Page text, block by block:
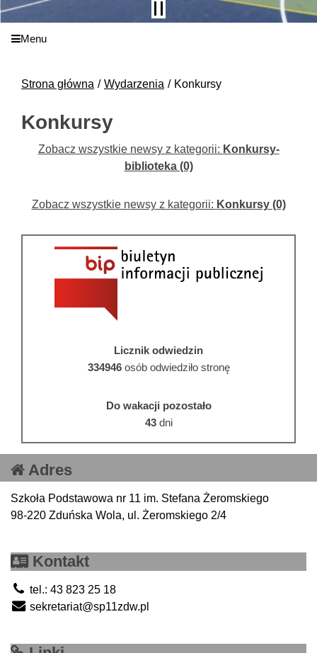
Menu
Strona główna Wydarzenia Konkursy
Konkursy
Zobacz wszystkie newsy z kategorii: Konkursy-
biblioteka (0)
Zobacz wszystkie newsy z kategorii: Konkursy (0)
Licznik odwiedzin
334946osób odwiedziło stronę
Do wakacji pozostało
43dni
Adres
Szkoła Podstawowa nr 11 im. Stefana Żeromskiego
98-220 Zduńska Wola, ul. Żeromskiego 2/4
Kontakt
tel.: 43 823 25 18
sekretariat@sp11zdw.pl